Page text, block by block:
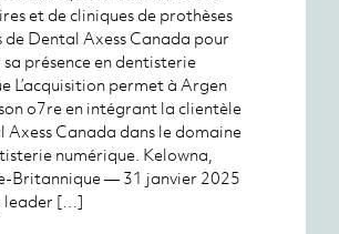
et de cliniques de prothèses
Dental Axess Canada pour
présence en dentisterie
L’acquisition permet à Argen
o7re en intégrant la clientèle
Axess Canada dans le domaine
numérique. Kelowna,
Britannique — 31 janvier 2025
leader […]